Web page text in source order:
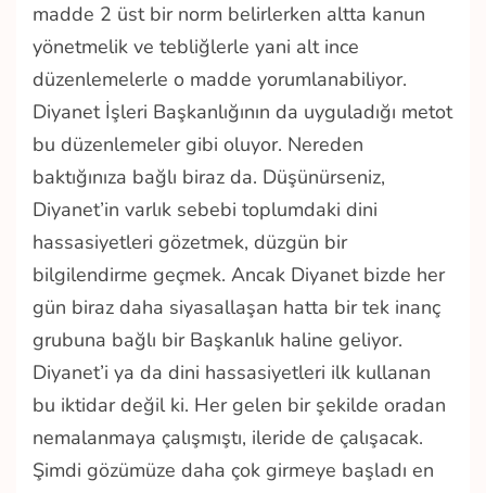
madde 2 üst bir norm belirlerken altta kanun
yönetmelik ve tebliğlerle yani alt ince
düzenlemelerle o madde yorumlanabiliyor.
Diyanet İşleri Başkanlığının da uyguladığı metot
bu düzenlemeler gibi oluyor. Nereden
baktığınıza bağlı biraz da. Düşünürseniz,
Diyanet’in varlık sebebi toplumdaki dini
hassasiyetleri gözetmek, düzgün bir
bilgilendirme geçmek. Ancak Diyanet bizde her
gün biraz daha siyasallaşan hatta bir tek inanç
grubuna bağlı bir Başkanlık haline geliyor.
Diyanet’i ya da dini hassasiyetleri ilk kullanan
bu iktidar değil ki. Her gelen bir şekilde oradan
nemalanmaya çalışmıştı, ileride de çalışacak.
Şimdi gözümüze daha çok girmeye başladı en